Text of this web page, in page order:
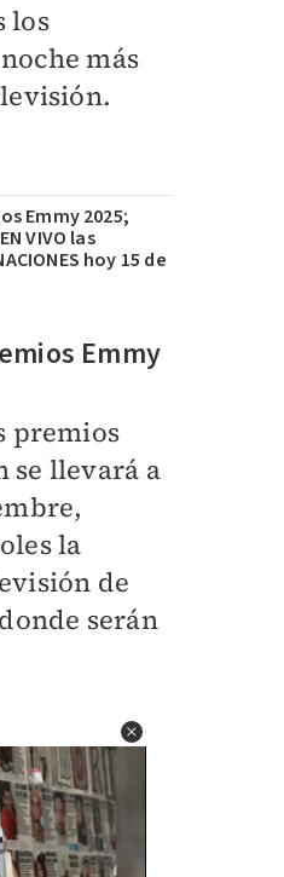
los
más
Emmy 2025;
VIVO las
hoy 15 de
Emmy
premios
se llevará a
la
de
serán